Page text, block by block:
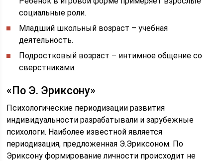
социальные роли.
Младший школьный возраст – учебная
деятельность.
Подростковый возраст – интимное общение со
сверстниками.
«По Э. Эриксону»
Психологические периодизации развития
индивидуальности разрабатывали и зарубежные
психологи. Наиболее известной является
периодизация, предложенная Э.Эриксоном. По
Эриксону формирование личности происходит не